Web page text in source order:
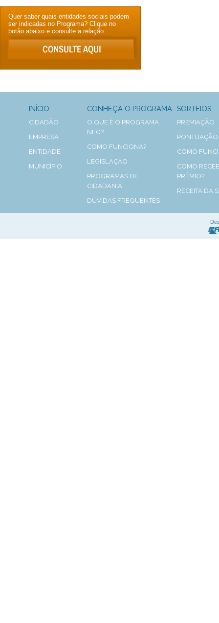
Quer saber quais entidades sociais podem
ser indicadas no Programa? Clique no
botão abaixo e consulte a relação.
INÍCIO
CIDADÃO
EMPRESA
ENTIDADE
MUNICÍPIO
CONHEÇA O PROGRAMA
O QUE É O PROGRAMA
NFG?
COMO FUNCIONA?
LEGISLAÇÃO
PROGRAMAS DE
CIDADANIA
DÚVIDAS FREQUENTES
SORTEIOS
PREMIAÇÃO
PONTUAÇÃO
COMO
COMO
PRÊMIO?
RECEITA DA